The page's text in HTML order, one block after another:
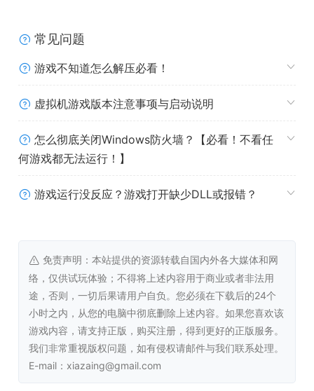
你可以解锁5个不同职业、拥有独特能力的36名恐怖杀手！
对于那些真正的谜题高手来说，隐藏着的“砍刀杀敌”环节更
是不容错过的体验！
通过小游戏试炼来提升自己的能力，从而获得丰厚的奖励！
全新的“无限模式”将彻底考验你的技能水平！
常见问题
游戏不知道怎么解压必看！
虚拟机游戏版本注意事项与启动说明
怎么彻底关闭Windows防火墙？【必看！不看任
何游戏都无法运行！】
游戏运行没反应？游戏打开缺少DLL或报错？
免责声明：本站提供的资源转载自国内外各大媒体和网
络，仅供试玩体验；不得将上述内容用于商业或者非法用
途，否则，一切后果请用户自负。您必须在下载后的24个
小时之内，从您的电脑中彻底删除上述内容。如果您喜欢该
游戏内容，请支持正版，购买注册，得到更好的正版服务。
我们非常重视版权问题，如有侵权请邮件与我们联系处理。
E-mail：xiazaing@gmail.com